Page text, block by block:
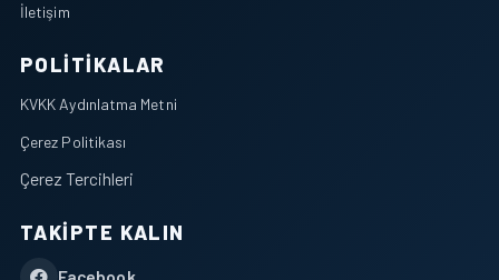
İletişim
POLITIKALAR
KVKK Aydınlatma Metni
Çerez Politikası
Çerez Tercihleri
TAKIPTE KALIN